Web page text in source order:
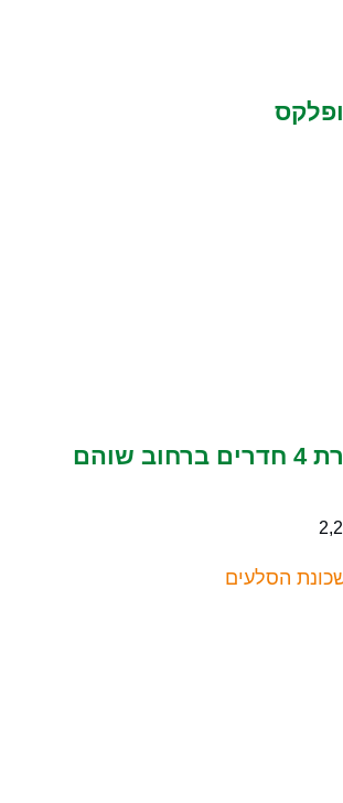
למכירה דירת 4 חדרים ברחוב שוהם
הסלעים